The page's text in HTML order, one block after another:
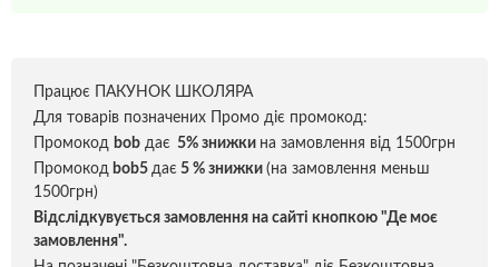
Працює ПАКУНОК ШКОЛЯРА
Для товарів позначених Промо діє промокод:
Промокод bob дає 5% знижки на замовлення від 1500грн
Промокод bob5 дає 5 % знижки (на замовлення меньш
1500грн)
Відслідкувується замовлення на сайті кнопкою "Де моє
замовлення".